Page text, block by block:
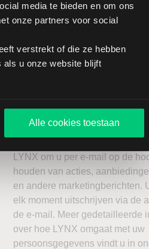
media te bieden en om ons
onze partners voor social
verstrekt of die ze hebben
u onze website blijft
Alle cookies toestaan
LYNX Morning Call (dagelijks)
Technische analyse BEL20
Ik wil graag de door mij
nieuwsbrieven van LYNX
aan te melden voor de
nieuwsbrieven, geeft u
LYNX om u per e-mail op de
houden van acties,
en andere marketingberichten.
elk moment uitschrijven via de
de e-mail. Meer gedetailleerde
over hoe LYNX omgaat met uw
persoonsgegevens vindt u in